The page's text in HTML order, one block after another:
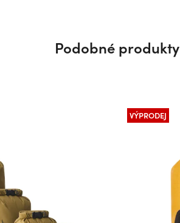
Podobné produkty
VÝPRODEJ